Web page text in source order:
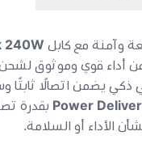
وآمنة مع كابل 240W
أداء قوي وموثوق لشحن
يضمن اتصالًا ثابتًا
Power بقدرة
الأداء أو السلامة.